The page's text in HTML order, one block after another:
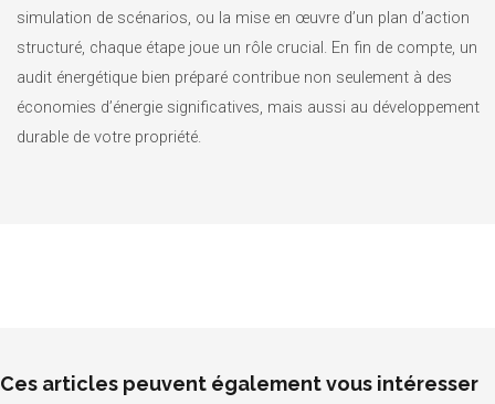
simulation de scénarios, ou la mise en œuvre d’un plan d’action
structuré, chaque étape joue un rôle crucial. En fin de compte, un
audit énergétique bien préparé contribue non seulement à des
économies d’énergie significatives, mais aussi au développement
durable de votre propriété.
Ces articles peuvent également vous intéresser